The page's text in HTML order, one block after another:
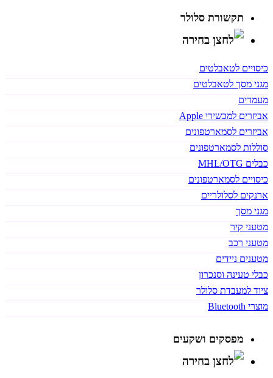
תקשורת סלולר
כיסויים לטאבלטים
מגני מסך לטאבלטים
מעמדים
אביזרים למכשירי Apple
אביזרים לסמארטפונים
סוללות לסמארטפונים
כבלים MHL/OTG
כיסויים לסמארטפונים
ארנקים לסלולריים
מגני מסך
מטעני קיר
מטעני רכב
מטענים ניידים
כבלי טעינה וסנכרון
ציוד למעבדת סלולר
מוצרי Bluetooth
מפסקים ושקעים